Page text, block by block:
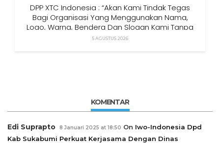
DPP XTC Indonesia : “Akan Kami Tindak Tegas
Bagi Organisasi Yang Menggunakan Nama,
Logo, Warna, Bendera Dan Slogan Kami Tanpa
Izin”
5 AGUSTUS 2026
KOMENTAR
Edi Suprapto 8 Januari 2025 at 18:50 On Iwo-Indonesia Dpd
Kab Sukabumi Perkuat Kerjasama Dengan Dinas